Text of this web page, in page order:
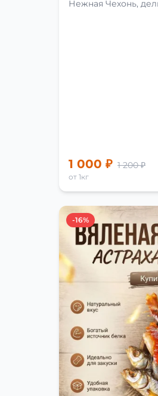
Нежная Чехонь,
1 000 ₽ 1 200 ₽
от 1кг
-16%